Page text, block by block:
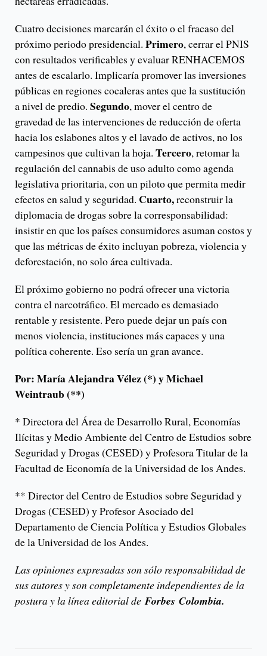
Cuatro decisiones marcarán el éxito o el fracaso del
próximo periodo presidencial. Primero, cerrar el PNIS
con resultados verificables y evaluar RENHACEMOS
antes de escalarlo. Implicaría promover las inversiones
públicas en regiones cocaleras antes que la sustitución
a nivel de predio. Segundo, mover el centro de
gravedad de las intervenciones de reducción de oferta
hacia los eslabones altos y el lavado de activos, no los
campesinos que cultivan la hoja. Tercero, retomar la
regulación del cannabis de uso adulto como agenda
legislativa prioritaria, con un piloto que permita medir
efectos en salud y seguridad. Cuarto,reconstruir la
diplomacia de drogas sobre la corresponsabilidad:
insistir en que los países consumidores asuman costos y
que las métricas de éxito incluyan pobreza, violencia y
deforestación, no solo área cultivada.
El próximo gobierno no podrá ofrecer una victoria
contra el narcotráfico. El mercado es demasiado
rentable y resistente. Pero puede dejar un país con
menos violencia, instituciones más capaces y una
política coherente. Eso sería un gran avance.
Por: María Alejandra Vélez (*) y Michael
Weintraub (**)
* Directora del Área de Desarrollo Rural, Economías
Ilícitas y Medio Ambiente del Centro de Estudios sobre
Seguridad y Drogas (CESED) y Profesora Titular de la
Facultad de Economía de la Universidad de los Andes.
** Director del Centro de Estudios sobre Seguridad y
Drogas (CESED) y Profesor Asociado del
Departamento de Ciencia Política y Estudios Globales
de la Universidad de los Andes.
Las opiniones expresadas son sólo responsabilidad de
sus autores y son completamente independientes de la
postura y la línea editorial deForbes Colombia.